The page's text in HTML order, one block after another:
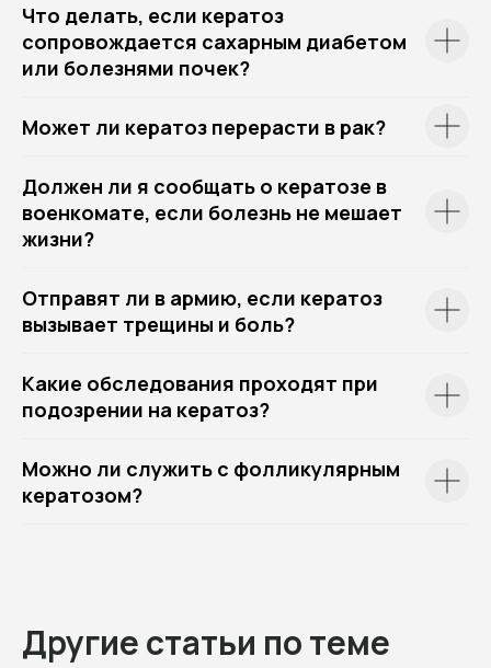
Что делать, если кератоз
сопровождается сахарным диабетом
или болезнями почек?
Может ли кератоз перерасти в рак?
Должен ли я сообщать о кератозе в
военкомате, если болезнь не мешает
жизни?
Отправят ли в армию, если кератоз
вызывает трещины и боль?
Какие обследования проходят при
подозрении на кератоз?
Можно ли служить с фолликулярным
кератозом?
Другие статьи по теме